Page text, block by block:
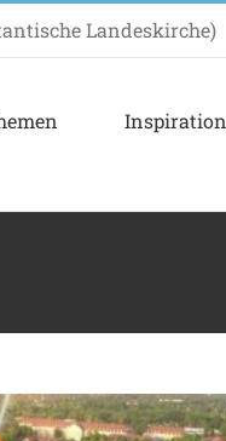
Landeskirche)
Inspiration